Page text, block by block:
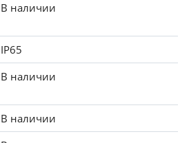
В наличии
IP65
В наличии
В наличии